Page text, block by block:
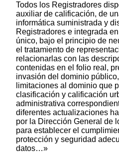
Todos los Registradores
auxiliar de calificación, de
informática suministrada y
Registradores e integrada
único, bajo el principio de
el tratamiento de
relacionarlas con las
contenidas en el folio real,
invasión del dominio
limitaciones al dominio que
clasificación y calificación
administrativa
diferentes actualizaciones
por la Dirección General de
para establecer el
protección y seguridad
datos…»